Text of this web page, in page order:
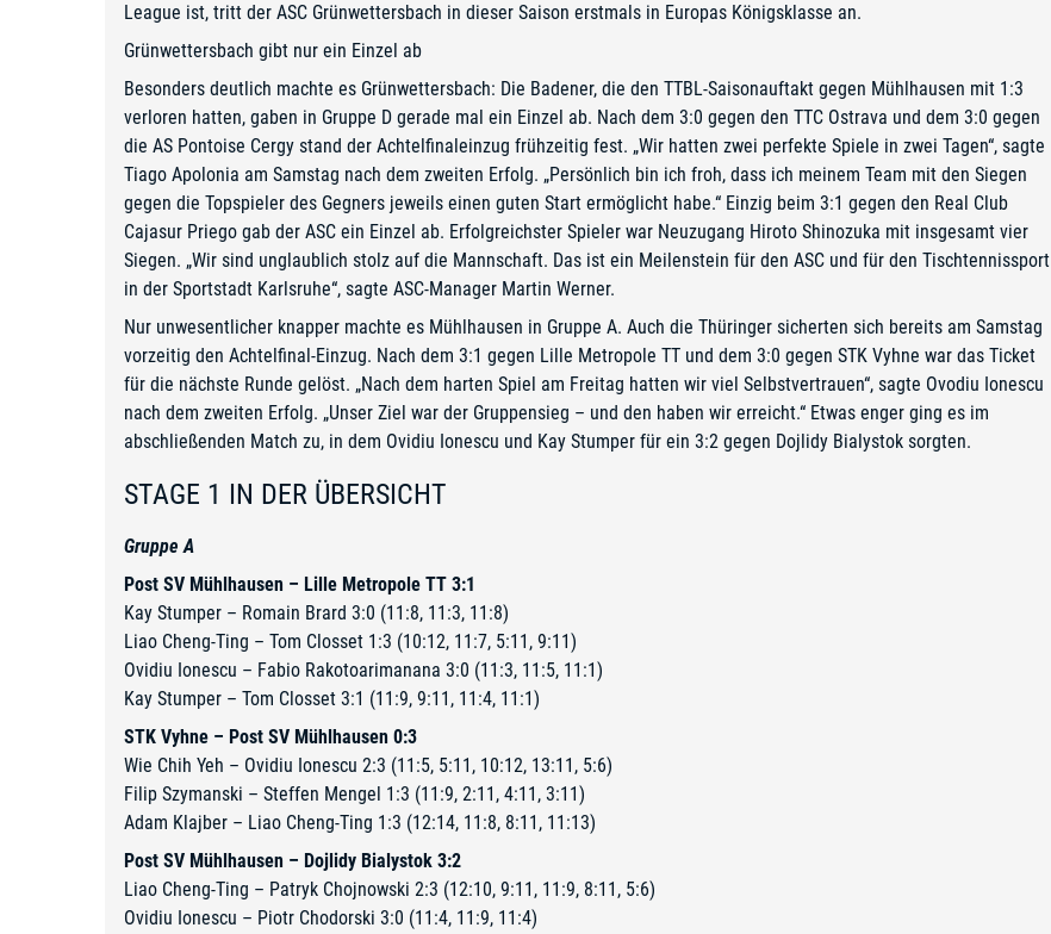
League ist, tritt der ASC Grünwettersbach in dieser Saison erstmals in Europas Königsklasse an.
Grünwettersbach gibt nur ein Einzel ab
Besonders deutlich machte es Grünwettersbach: Die Badener, die den TTBL-Saisonauftakt gegen Mühlhausen mit 1:3
verloren hatten, gaben in Gruppe D gerade mal ein Einzel ab. Nach dem 3:0 gegen den TTC Ostrava und dem 3:0 gegen
die AS Pontoise Cergy stand der Achtelfinaleinzug frühzeitig fest. „Wir hatten zwei perfekte Spiele in zwei Tagen“, sagte
Tiago Apolonia am Samstag nach dem zweiten Erfolg. „Persönlich bin ich froh, dass ich meinem Team mit den Siegen
gegen die Topspieler des Gegners jeweils einen guten Start ermöglicht habe.“ Einzig beim 3:1 gegen den Real Club
Cajasur Priego gab der ASC ein Einzel ab. Erfolgreichster Spieler war Neuzugang Hiroto Shinozuka mit insgesamt vier
Siegen. „Wir sind unglaublich stolz auf die Mannschaft. Das ist ein Meilenstein für den ASC und für den Tischtennissport
in der Sportstadt Karlsruhe“, sagte ASC-Manager Martin Werner.
Nur unwesentlicher knapper machte es Mühlhausen in Gruppe A. Auch die Thüringer sicherten sich bereits am Samstag
vorzeitig den Achtelfinal-Einzug. Nach dem 3:1 gegen Lille Metropole TT und dem 3:0 gegen STK Vyhne war das Ticket
für die nächste Runde gelöst. „Nach dem harten Spiel am Freitag hatten wir viel Selbstvertrauen“, sagte Ovodiu Ionescu
nach dem zweiten Erfolg. „Unser Ziel war der Gruppensieg – und den haben wir erreicht.“ Etwas enger ging es im
abschließenden Match zu, in dem Ovidiu Ionescu und Kay Stumper für ein 3:2 gegen Dojlidy Bialystok sorgten.
STAGE 1 IN DER ÜBERSICHT
Gruppe A
Post SV Mühlhausen – Lille Metropole TT 3:1
Kay Stumper – Romain Brard 3:0 (11:8, 11:3, 11:8)
Liao Cheng-Ting – Tom Closset 1:3 (10:12, 11:7, 5:11, 9:11)
Ovidiu Ionescu – Fabio Rakotoarimanana 3:0 (11:3, 11:5, 11:1)
Kay Stumper – Tom Closset 3:1 (11:9, 9:11, 11:4, 11:1)
STK Vyhne – Post SV Mühlhausen 0:3
Wie Chih Yeh – Ovidiu Ionescu 2:3 (11:5, 5:11, 10:12, 13:11, 5:6)
Filip Szymanski – Steffen Mengel 1:3 (11:9, 2:11, 4:11, 3:11)
Adam Klajber – Liao Cheng-Ting 1:3 (12:14, 11:8, 8:11, 11:13)
Post SV Mühlhausen – Dojlidy Bialystok 3:2
Liao Cheng-Ting – Patryk Chojnowski 2:3 (12:10, 9:11, 11:9, 8:11, 5:6)
Ovidiu Ionescu – Piotr Chodorski 3:0 (11:4, 11:9, 11:4)